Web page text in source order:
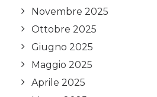
Novembre 2025
Ottobre 2025
Giugno 2025
Maggio 2025
Aprile 2025